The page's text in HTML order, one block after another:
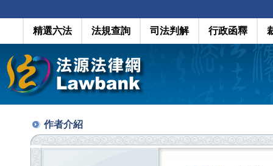
精選六法 法規查詢 司法判解 行政函釋
作者介紹